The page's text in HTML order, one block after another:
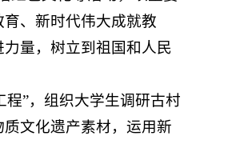
、新时代伟大成就教
量，树立到祖国和人民
”，组织大学生调研古村
文化遗产素材，运用新